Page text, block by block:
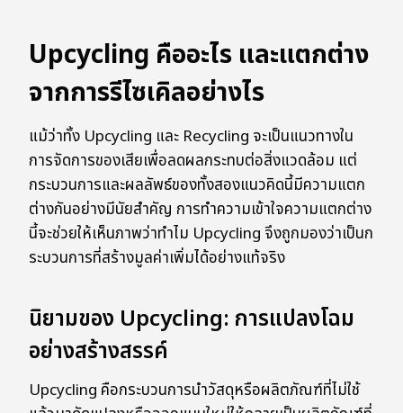
Upcycling คืออะไร และแตกต่าง
จากการรีไซเคิลอย่างไร
แม้ว่าทั้ง Upcycling และ Recycling จะเป็นแนวทางใน
การจัดการของเสียเพื่อลดผลกระทบต่อสิ่งแวดล้อม แต่
กระบวนการและผลลัพธ์ของทั้งสองแนวคิดนี้มีความแตก
ต่างกันอย่างมีนัยสำคัญ การทำความเข้าใจความแตกต่าง
นี้จะช่วยให้เห็นภาพว่าทำไม Upcycling จึงถูกมองว่าเป็นก
ระบวนการที่สร้างมูลค่าเพิ่มได้อย่างแท้จริง
นิยามของ Upcycling: การแปลงโฉม
อย่างสร้างสรรค์
Upcycling คือกระบวนการนำวัสดุหรือผลิตภัณฑ์ที่ไม่ใช้